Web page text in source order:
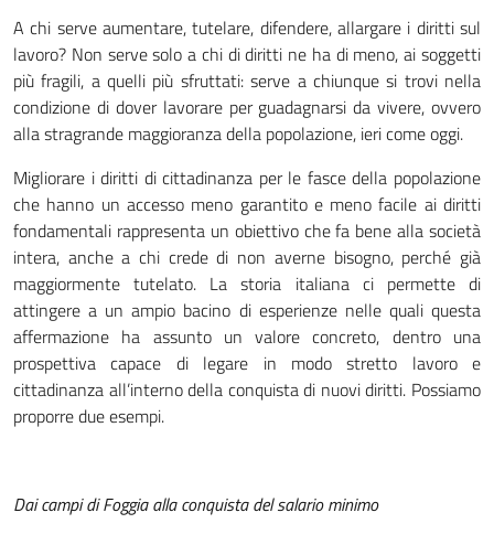
A chi serve aumentare, tutelare, difendere, allargare i diritti sul
lavoro? Non serve solo a chi di diritti ne ha di meno, ai soggetti
più fragili, a quelli più sfruttati: serve a chiunque si trovi nella
condizione di dover lavorare per guadagnarsi da vivere, ovvero
alla stragrande maggioranza della popolazione, ieri come oggi.
Migliorare i diritti di cittadinanza per le fasce della popolazione
che hanno un accesso meno garantito e meno facile ai diritti
fondamentali rappresenta un obiettivo che fa bene alla società
intera, anche a chi crede di non averne bisogno, perché già
maggiormente tutelato. La storia italiana ci permette di
attingere a un ampio bacino di esperienze nelle quali questa
affermazione ha assunto un valore concreto, dentro una
prospettiva capace di legare in modo stretto lavoro e
cittadinanza all’interno della conquista di nuovi diritti. Possiamo
proporre due esempi.
Dai campi di Foggia alla conquista del salario minimo